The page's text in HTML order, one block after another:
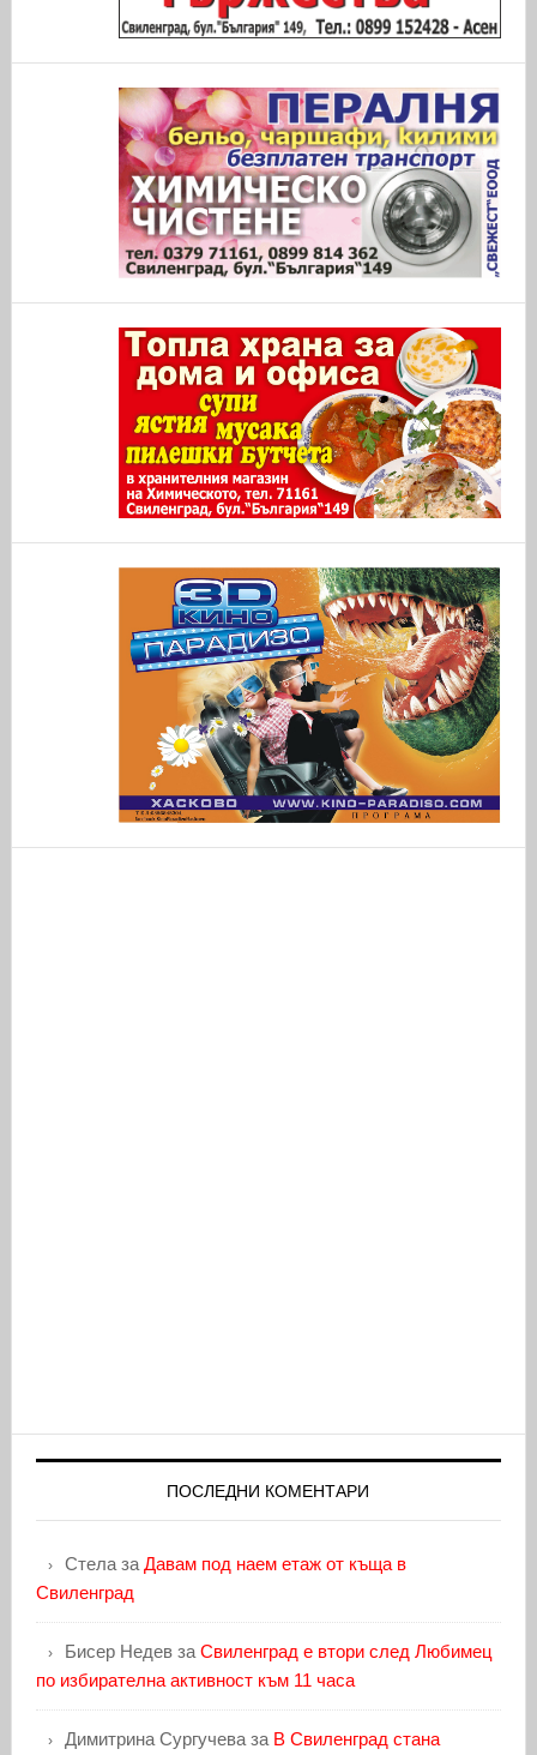
ПОСЛЕДНИ КОМЕНТАРИ
Стелаза Давам под наем етаж от къща в
Свиленград
Бисер Недевза Свиленград е втори след Любимец
по избирателна активност към 11 часа
Димитрина Сургучеваза В Свиленград стана